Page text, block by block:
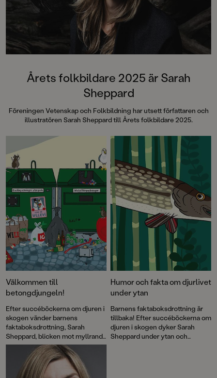
Årets folkbildare 2025 är Sarah
Sheppard
Föreningen Vetenskap och Folkbildning har utsett författaren och
illustratören Sarah Sheppard till Årets folkbildare 2025.
Välkommen till
betongdjungeln!
Efter succéböckerna om djuren i
skogen vänder barnens
faktaboksdrottning, Sarah
Sheppard, blicken mot myllrande
gator och torg. I Djuren i staden
lär vi känna ett gäng fyrbenta
och fjäderbeklädda varelser som
stormtrivs i city.
Humor och fakta om djurlivet
under ytan
Barnens faktaboksdrottning är
tillbaka! Efter succéböckerna om
djuren i skogen dyker Sarah
Sheppard under ytan och